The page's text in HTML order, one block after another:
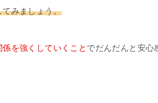
てみましょう。
係を強くしていくこと でだんだんと安心